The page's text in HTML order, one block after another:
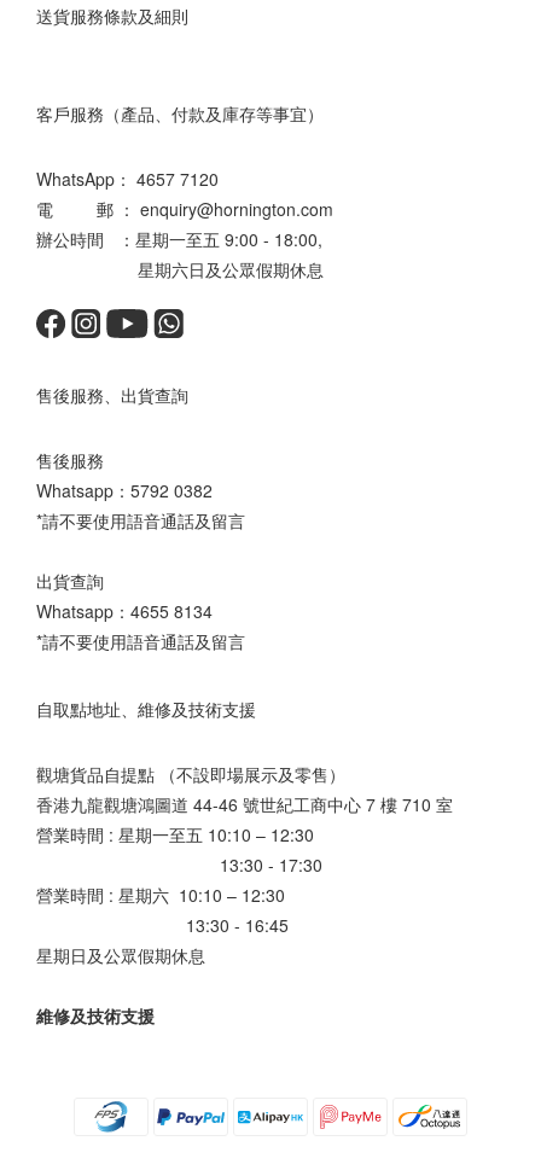
送貨服務條款及細則
客戶服務（產品、付款及庫存等事宜）
WhatsApp： 4657 7120
電 郵 ： enquiry@hornington.com
辦公時間 ：星期一至五 9:00 - 18:00,
星期六日及公眾假期休息
售後服務、出貨查詢
售後服務
Whatsapp： 5792 0382
*請不要使用語音通話及留言
出貨查詢
Whatsapp： 4655 8134
*請不要使用語音通話及留言
自取點地址、維修及技術支援
觀塘貨品自提點 （不設即場展示及零售）
香港九龍觀塘鴻圖道 44-46 號世紀工商中心 7 樓 710 室
營業時間 : 星期一至五 10:10 – 12:30
13:30 - 17:30
營業時間 : 星期六 10:10 – 12:30
13:30 - 16:45
星期日及公眾假期休息
維修及技術支援